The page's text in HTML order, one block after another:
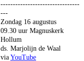
--------------------------------
---
Zondag 16 augustus
09.30 uur Magnuskerk
Hollum
ds. Marjolijn de Waal
via YouTube